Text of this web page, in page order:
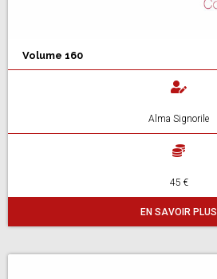
Volume 160
Alma Signorile
45 €
EN SAVOIR PLUS